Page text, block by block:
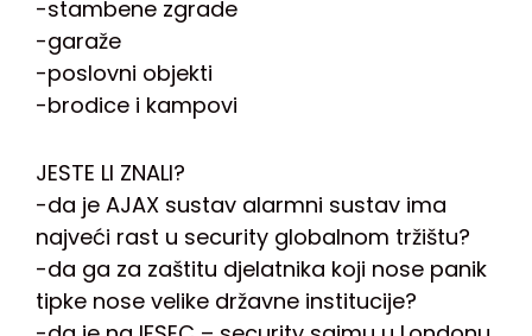
-stambene zgrade
-garaže
-poslovni objekti
-brodice i kampovi
JESTE LI ZNALI?
-da je AJAX sustav alarmni sustav ima
najveći rast u security globalnom tržištu?
-da ga za zaštitu djelatnika koji nose panik
tipke nose velike državne institucije?